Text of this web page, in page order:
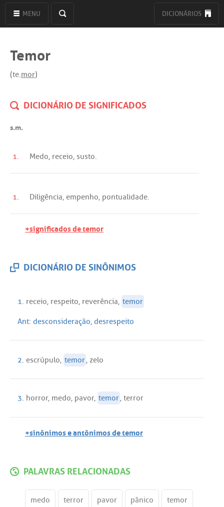
MENU DICIONÁRIOS
Temor
(te.mor)
DICIONÁRIO DE SIGNIFICADOS
s.m.
1. Medo, receio, susto.
1. Diligência, empenho, pontualidade.
+significados de temor
DICIONÁRIO DE SINÔNIMOS
1. receio, respeito, reverência, temor
Ant: desconsideração, desrespeito
2. escrúpulo, temor, zelo
3. horror, medo, pavor, temor, terror
+sinônimos e antônimos de temor
PALAVRAS RELACIONADAS
medo terror pavor pânico temor